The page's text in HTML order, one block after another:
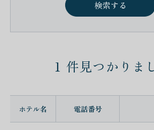
1 件見つかりま
ホテル名 電話番号